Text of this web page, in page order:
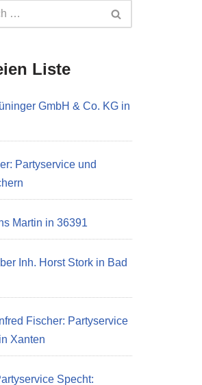
Liste
GmbH & Co. KG in
Partyservice und
Martin in 36391
Inh. Horst Stork in Bad
Fischer: Partyservice
Xanten
Specht: